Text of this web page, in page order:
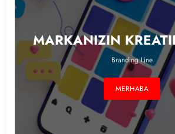
MARKANIZIN
Branding Line
MERHABA